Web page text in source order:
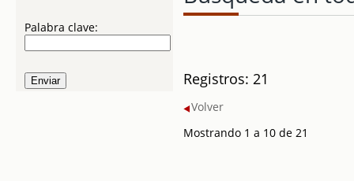
Palabra clave:
Registros: 21
Volver
Mostrando 1 a 10 de 21